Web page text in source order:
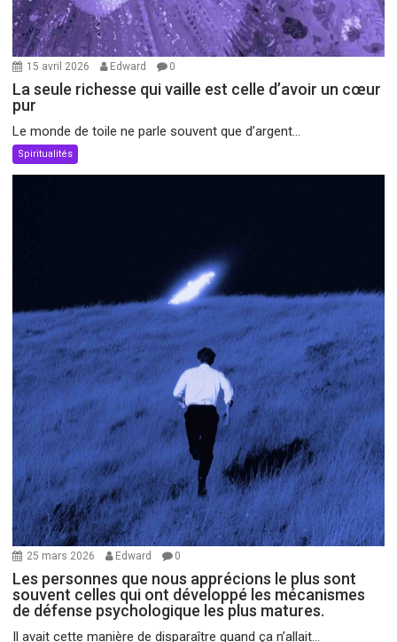
15 avril 2026 Edward 0
La seule richesse qui vaille est celle d’avoir un cœur
pur
Le monde de toile ne parle souvent que d’argent...
Spiritualités
25 mars 2026 Edward 0
Les personnes que nous apprécions le plus sont
souvent celles qui ont développé les mécanismes
de défense psychologique les plus matures.
Il avait cette manière de disparaître quand ça n’allait...